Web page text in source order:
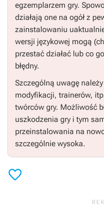
egzemplarzem gry.
działają one na ogół z
zainstalowaniu
wersji językowej mogą
przestać działać lub co
błędny.
Szczególną uwagę
modyfikacji, trainerów,
twórców gry. Możliwość
uszkodzenia gry i tym
przeinstalowania na
szczególnie wysoka.
